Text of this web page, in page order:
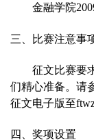
金融学院
三、比赛注意事
征文比赛要
们精心准备。 请
征文电子版至
四、奖项设置